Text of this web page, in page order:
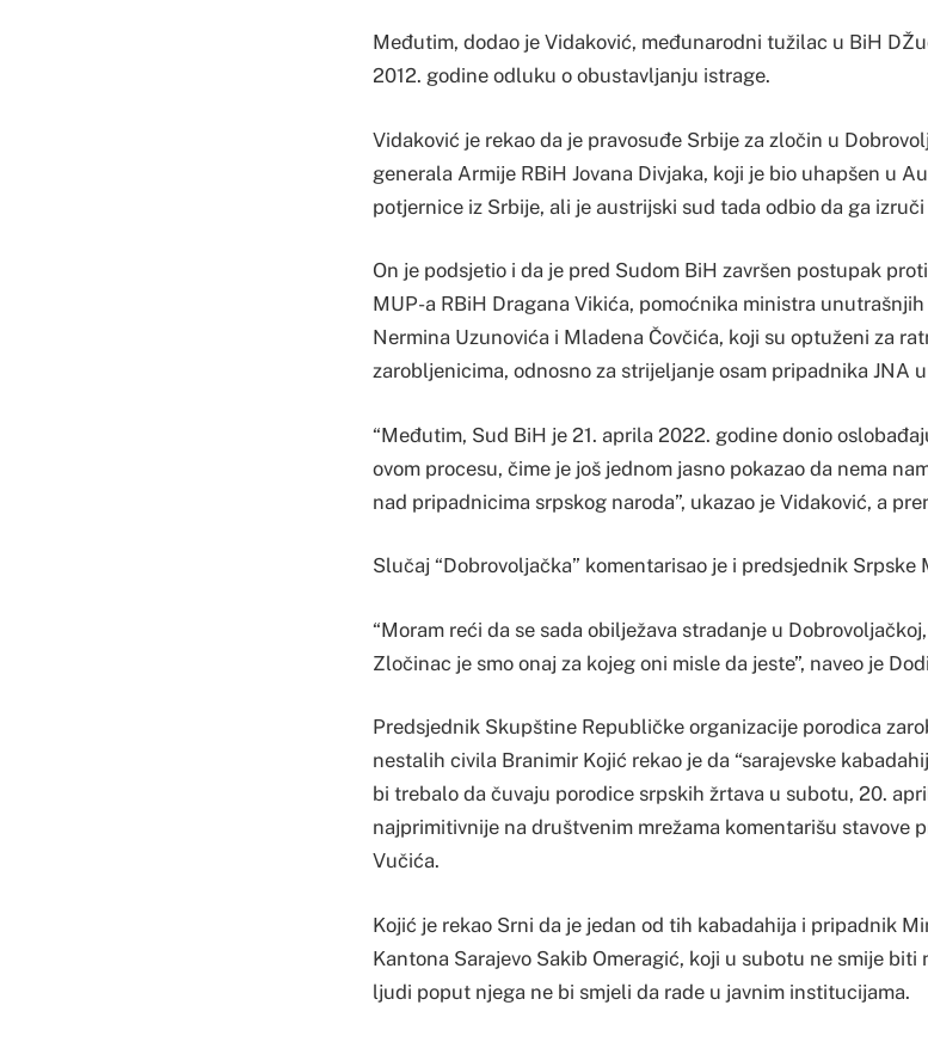
Međutim, dodao je Vidaković, međunarodni tužilac u BiH
2012. godine odluku o obustavljanju istrage.
Vidaković je rekao da je pravosuđe Srbije za zločin u
generala Armije RBiH Jovana Divjaka, koji je bio uhapšen u
potjernice iz Srbije, ali je austrijski sud tada odbio da ga
On je podsjetio i da je pred Sudom BiH završen postupak
MUP-a RBiH Dragana Vikića, pomoćnika ministra
Nermina Uzunovića i Mladena Čovčića, koji su optuženi za
zarobljenicima, odnosno za strijeljanje osam pripadnika JNA
“Međutim, Sud BiH je 21. aprila 2022. godine donio
ovom procesu, čime je još jednom jasno pokazao da nema
nad pripadnicima srpskog naroda”, ukazao je Vidaković, a
Slučaj “Dobrovoljačka” komentarisao je i predsjednik Srpske
“Moram reći da se sada obilježava stradanje u
Zločinac je smo onaj za kojeg oni misle da jeste”, naveo je
Predsjednik Skupštine Republičke organizacije porodica
nestalih civila Branimir Kojić rekao je da “sarajevske
bi trebalo da čuvaju porodice srpskih žrtava u subotu, 20.
najprimitivnije na društvenim mrežama komentarišu stavove
Vučića.
Kojić je rekao Srni da je jedan od tih kabadahija i pripadnik
Kantona Sarajevo Sakib Omeragić, koji u subotu ne smije
ljudi poput njega ne bi smjeli da rade u javnim institucijama.